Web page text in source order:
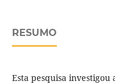
RESUMO
Esta pesquisa